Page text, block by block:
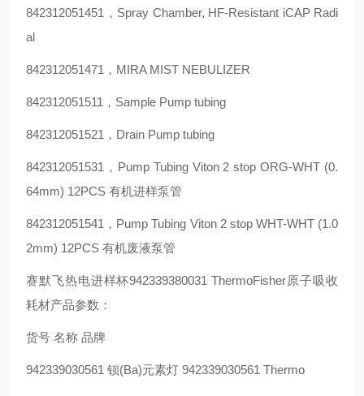
842312051451，Spray Chamber, HF-Resistant iCAP Radi
al
842312051471，MIRA MIST NEBULIZER
842312051511，Sample Pump tubing
842312051521，Drain Pump tubing
842312051531，Pump Tubing Viton 2 stop ORG-WHT (0.
64mm) 12PCS 有机进样泵管
842312051541，Pump Tubing Viton 2 stop WHT-WHT (1.0
2mm) 12PCS 有机废液泵管
赛默飞热电进样杯942339380031 ThermoFisher原子吸收
耗材产品参数：
货号 名称 品牌
942339030561 钡(Ba)元素灯 942339030561 Thermo